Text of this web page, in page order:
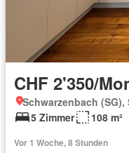
CHF 2'350/
Schwarzenbach (SG),
5 Zimmer
108 m²
Vor 1 Woche, 8 Stunden